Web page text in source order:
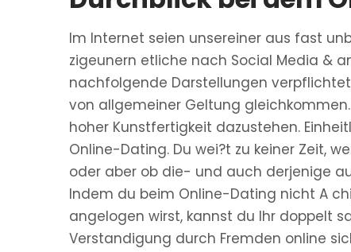
Im Internet seien unsereiner aus fast
zigeunern etliche nach Social Media &
nachfolgende Darstellungen
von allgemeiner Geltung
hoher Kunstfertigkeit dazustehen.
Online-Dating. Du wei?t zu keiner Zeit,
oder aber ob die- und auch derjenige
Indem du beim Online-Dating nicht A
angelogen wirst, kannst du Ihr doppelt
Verstandigung durch Fremden online